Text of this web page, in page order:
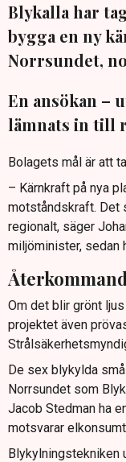
Blykalla har
bygga en ny
Norrsundet,
En ansökan –
lämnats in till
Bolagets mål är att
– Kärnkraft på nya
motståndskraft. Det
regionalt, säger
miljöminister, sedan
Om det blir grönt
projektet även
De sex blykylda
Norrsundet som
Jacob Stedman ha
motsvarar
Blykylningstekniken